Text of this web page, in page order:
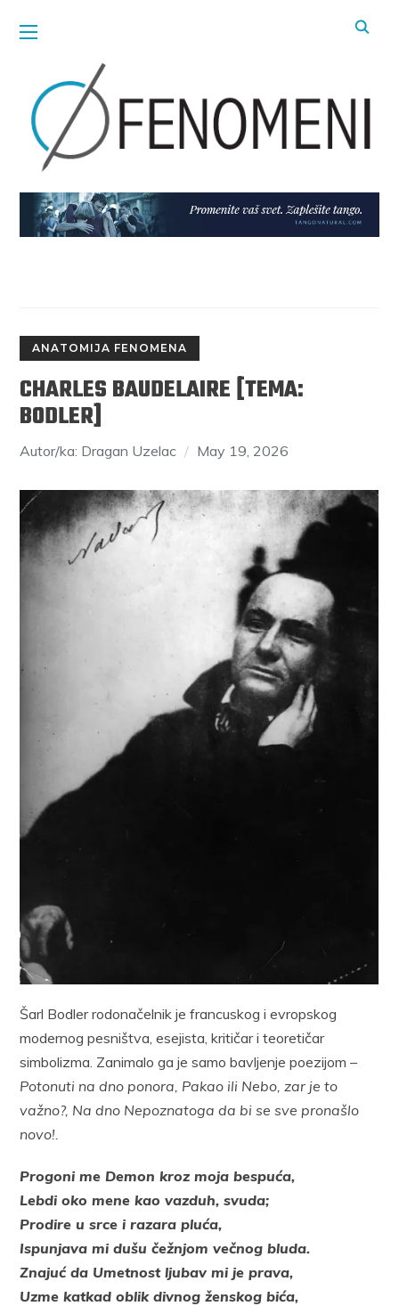
ANATOMIJA FENOMENA
CHARLES BAUDELAIRE [TEMA:
BODLER]
Autor/ka: Dragan Uzelac May 19, 2026
Šarl Bodler rodonačelnik je francuskog i evropskog
modernog pesništva, esejista, kritičar i teoretičar
simbolizma. Zanimalo ga je samo bavljenje poezijom –
Potonuti na dno ponora, Pakao ili Nebo, zar je to
važno?, Na dno Nepoznatoga da bi se sve pronašlo
novo!.
Progoni me Demon kroz moja bespuća,
Lebdi oko mene kao vazduh, svuda;
Prodire u srce i razara pluća,
Ispunjava mi dušu čežnjom večnog bluda.
Znajuć da Umetnost ljubav mi je prava,
Uzme katkad oblik divnog ženskog bića,